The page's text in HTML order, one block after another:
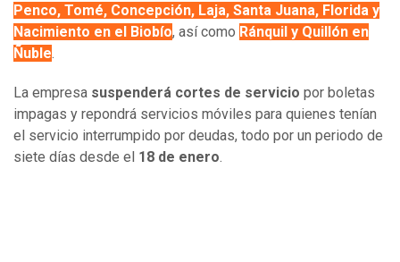
Penco, Tomé, Concepción, Laja, Santa Juana, Florida y
Nacimiento en el Biobío, así como Ránquil y Quillón en
Ñuble.
La empresa suspenderá cortes de servicio por boletas
impagas y repondrá servicios móviles para quienes tenían
el servicio interrumpido por deudas, todo por un periodo de
siete días desde el 18 de enero.